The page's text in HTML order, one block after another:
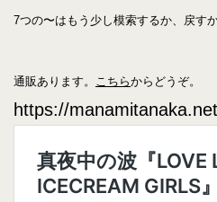
7つの〜はもう少し模索するか、戻すか
通販あります。 こちらからどうぞ。
https://